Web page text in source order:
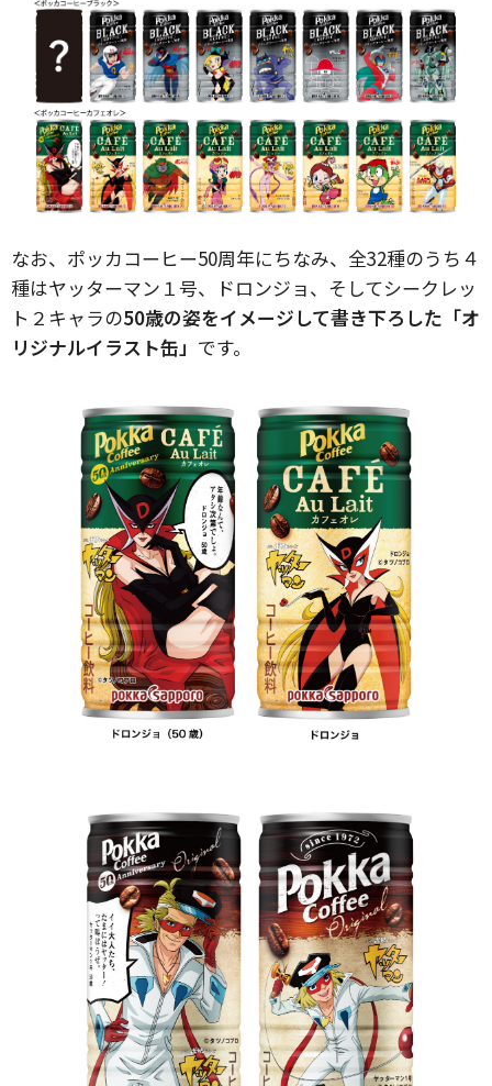
なお、ポッカコーヒー50周年にちなみ、全32種のうち４
種はヤッターマン１号、ドロンジョ、そしてシークレッ
ト２キャラの50歳の姿をイメージして書き下ろした「オ
リジナルイラスト缶」 です。